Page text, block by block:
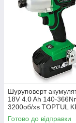
Шуруповерт
18V 4.0 Ah 140-
3200об/хв TOPTUL
0837E
Готово до відправки